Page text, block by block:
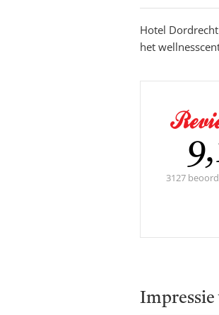
Hotel
het
3127